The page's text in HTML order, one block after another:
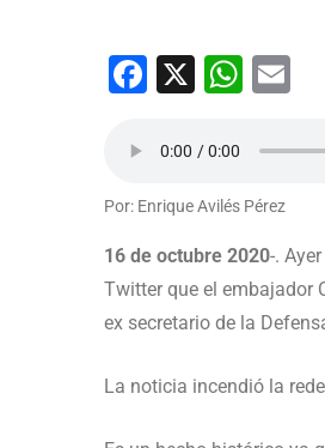
Facebook
X
Por: Enrique Avilés Pérez
16 de octubre 2020-.
Twitter que el embajador
ex secretario de la
La noticia incendió la